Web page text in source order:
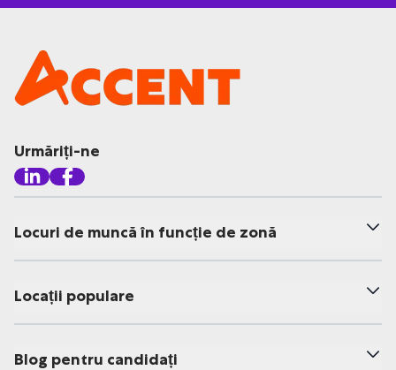
Urmăriți-ne
Locuri de muncă în funcție de zonă
Locații populare
Blog pentru candidați